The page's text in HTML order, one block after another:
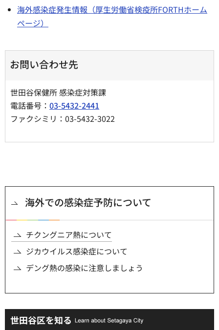
海外感染症発生情報（厚生労働省検疫所FORTHホーム
ページ）
お問い合わせ先
世田谷保健所 感染症対策課
電話番号： 03-5432-2441
ファクシミリ：03-5432-3022
海外での感染症予防について
チクングニア熱について
ジカウイルス感染症について
デング熱の感染に注意しましょう
世田谷区を知る